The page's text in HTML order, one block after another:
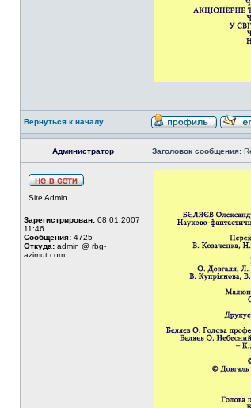
Вернуться к началу
Администратор Заголовок сообщения:
Site Admin
Зарегистрирован: 08.01.2007
11:46
Сообщения: 4725
Откуда: admin @ rbg-
azimut.com